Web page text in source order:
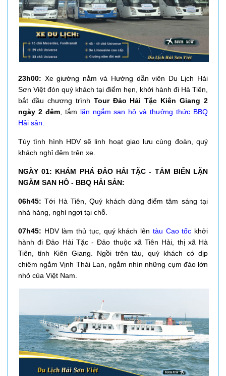
23h00: Xe giường nằm và Hướng dẫn viên Du Lịch Hải
Sơn Việt đón quý khách tại điểm hẹn, khởi hành đi Hà Tiên,
bắt đầu chương trình Tour Đảo Hải Tặc Kiên Giang 2
ngày 2 đêm, tắm lặn ngắm san hô và thưởng thức BBQ
Hải sản.
Tùy tình hình HDV sẽ linh hoạt giao lưu cùng đoàn, quý
khách nghỉ đêm trên xe.
NGÀY 01: KHÁM PHÁ ĐẢO HẢI TẶC - TẮM BIỂN LẶN
NGẮM SAN HÔ - BBQ HẢI SẢN:
06h45: Tới Hà Tiên, Quý khách dùng điểm tâm sáng tại
nhà hàng, nghỉ ngơi tại chỗ.
07h45: HDV làm thủ tục, quý khách lên tàu Cao tốc khởi
hành đi Đảo Hải Tặc - Đảo thuộc xã Tiên Hải, thị xã Hà
Tiên, tỉnh Kiên Giang . Ngồi trên tàu, quý khách có dịp
chiêm ngắm Vịnh Thái Lan, ngắm nhìn những cụm đảo lớn
nhỏ của Việt Nam.